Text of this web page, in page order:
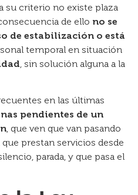
su criterio no existe plaza
de ello no se
de estabilización o está
temporal en situación
, sin solución alguna a la
en las últimas
pendientes de un
, que ven que van pasando
prestan servicios desde
parada, y que pasa el